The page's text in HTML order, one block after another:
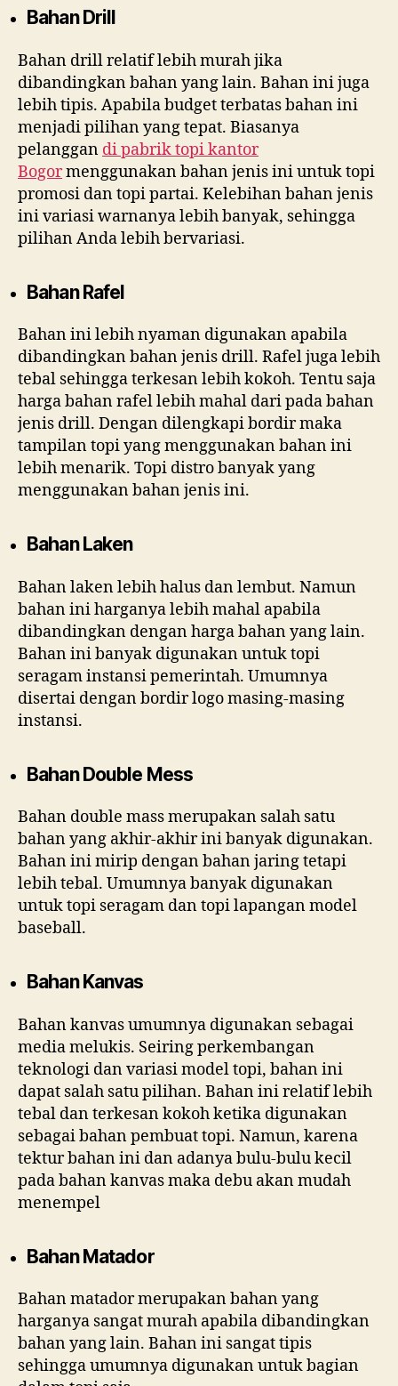
Bahan Drill
Bahan drill relatif lebih murah jika
dibandingkan bahan yang lain. Bahan ini juga
lebih tipis. Apabila budget terbatas bahan ini
menjadi pilihan yang tepat. Biasanya
pelanggan dipabrik topi kantor
Bogormenggunakan bahan jenis ini untuk topi
promosi dan topi partai. Kelebihan bahan jenis
ini variasi warnanya lebih banyak, sehingga
pilihan Anda lebih bervariasi.
Bahan Rafel
Bahan ini lebih nyaman digunakan apabila
dibandingkan bahan jenis drill. Rafel juga lebih
tebal sehingga terkesan lebih kokoh. Tentu saja
harga bahan rafel lebih mahal dari pada bahan
jenis drill. Dengan dilengkapi bordir maka
tampilan topi yang menggunakan bahan ini
lebih menarik. Topi distro banyak yang
menggunakan bahan jenis ini.
Bahan Laken
Bahan laken lebih halus dan lembut. Namun
bahan ini harganya lebih mahal apabila
dibandingkan dengan harga bahan yang lain.
Bahan ini banyak digunakan untuk topi
seragam instansi pemerintah. Umumnya
disertai dengan bordir logo masing-masing
instansi.
Bahan Double Mess
Bahan double mass merupakan salah satu
bahan yang akhir-akhir ini banyak digunakan.
Bahan ini mirip dengan bahan jaring tetapi
lebih tebal. Umumnya banyak digunakan
untuk topi seragam dan topi lapangan model
baseball.
Bahan Kanvas
Bahan kanvas umumnya digunakan sebagai
media melukis. Seiring perkembangan
teknologi dan variasi model topi, bahan ini
dapat salah satu pilihan. Bahan ini relatif lebih
tebal dan terkesan kokoh ketika digunakan
sebagai bahan pembuat topi. Namun, karena
tektur bahan ini dan adanya bulu-bulu kecil
pada bahan kanvas maka debu akan mudah
menempel
Bahan Matador
Bahan matador merupakan bahan yang
harganya sangat murah apabila dibandingkan
bahan yang lain. Bahan ini sangat tipis
sehingga umumnya digunakan untuk bagian